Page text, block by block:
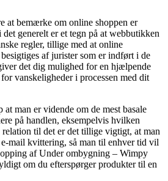
at bemærke om online shoppen er
generelt er et tegn på at webbutikken
regler, tillige med at online
af jurister som er indført i de
det dig mulighed for en hjælpende
vanskeligheder i processen med dit
man er vidende om de mest basale
på handlen, eksempelvis hvilken
til det er det tillige vigtigt, at man
mail kvittering, så man til enhver tid vil
af Under ombygning – Wimpy
om du efterspørger produkter til en